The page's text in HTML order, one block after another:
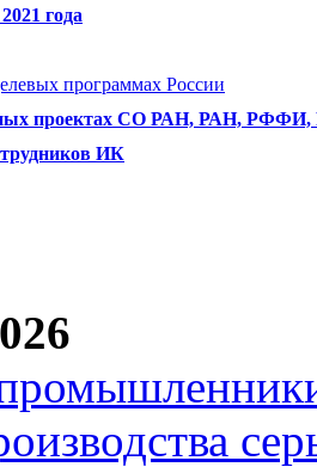
года
программах России
проектах СО РАН, РАН,
ИК